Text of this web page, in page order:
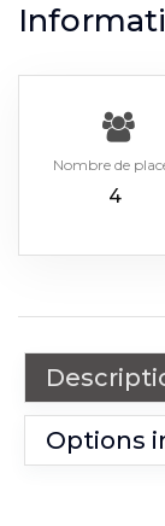
Nombre de
4
Options